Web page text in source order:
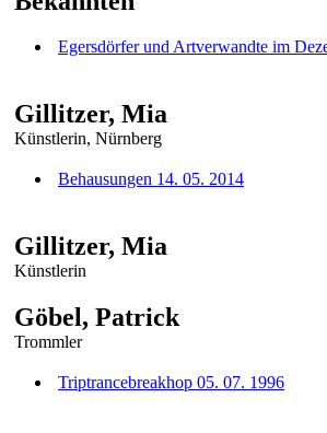
Egersdörfer und Artverwandte im
Gillitzer, Mia
Künstlerin, Nürnberg
Behausungen 14. 05. 2014
Gillitzer, Mia
Künstlerin
Göbel, Patrick
Trommler
Triptrancebreakhop 05. 07. 1996